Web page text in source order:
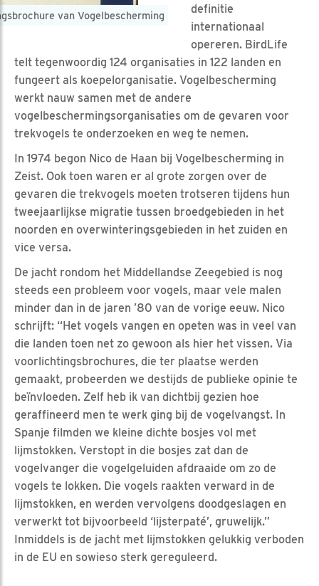
van Vogelbescherming
definitie
internationaal
opereren. BirdLife
telt tegenwoordig 124 organisaties in 122 landen en
fungeert als koepelorganisatie. Vogelbescherming
werkt nauw samen met de andere
vogelbeschermingsorganisaties om de gevaren voor
trekvogels te onderzoeken en weg te nemen.
In 1974 begon Nico de Haan bij Vogelbescherming in
Zeist. Ook toen waren er al grote zorgen over de
gevaren die trekvogels moeten trotseren tijdens hun
tweejaarlijkse migratie tussen broedgebieden in het
noorden en overwinteringsgebieden in het zuiden en
vice versa.
De jacht rondom het Middellandse Zeegebied is nog
steeds een probleem voor vogels, maar vele malen
minder dan in de jaren ’80 van de vorige eeuw. Nico
schrijft: “Het vogels vangen en opeten was in veel van
die landen toen net zo gewoon als hier het vissen. Via
voorlichtingsbrochures, die ter plaatse werden
gemaakt, probeerden we destijds de publieke opinie te
beïnvloeden. Zelf heb ik van dichtbij gezien hoe
geraffineerd men te werk ging bij de vogelvangst. In
Spanje filmden we kleine dichte bosjes vol met
lijmstokken. Verstopt in die bosjes zat dan de
vogelvanger die vogelgeluiden afdraaide om zo de
vogels te lokken. Die vogels raakten verward in de
lijmstokken, en werden vervolgens doodgeslagen en
verwerkt tot bijvoorbeeld ‘lijsterpaté’, gruwelijk.”
Inmiddels is de jacht met lijmstokken gelukkig verboden
in de EU en sowieso sterk gereguleerd.